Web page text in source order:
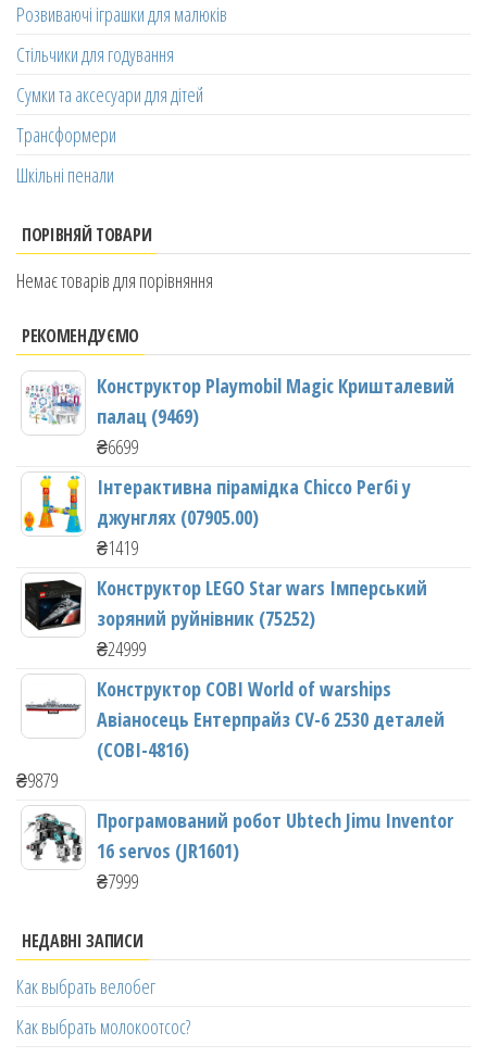
Розвиваючі іграшки для малюків
Стільчики для годування
Сумки та аксесуари для дітей
Трансформери
Шкільні пенали
ПОРІВНЯЙ ТОВАРИ
Немає товарів для порівняння
РЕКОМЕНДУЄМО
Конструктор Playmobil Magic Кришталевий
палац (9469)
₴6699
Інтерактивна пірамідка Chicco Регбі у
джунглях (07905.00)
₴1419
Конструктор LEGO Star wars Імперський
зоряний руйнівник (75252)
₴24999
Конструктор COBI World of warships
Авіаносець Ентерпрайз CV-6 2530 деталей
(COBI-4816)
₴9879
Програмований робот Ubtech Jimu Inventor
16 servos (JR1601)
₴7999
НЕДАВНІ ЗАПИСИ
Как выбрать велобег
Как выбрать молокоотсос?